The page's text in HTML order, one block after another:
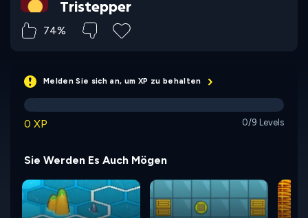
Tristepper
74%
Melden Sie sich an, um XP zu behalten
0 XP 0/9 Levels
Sie Werden Es Auch Mögen